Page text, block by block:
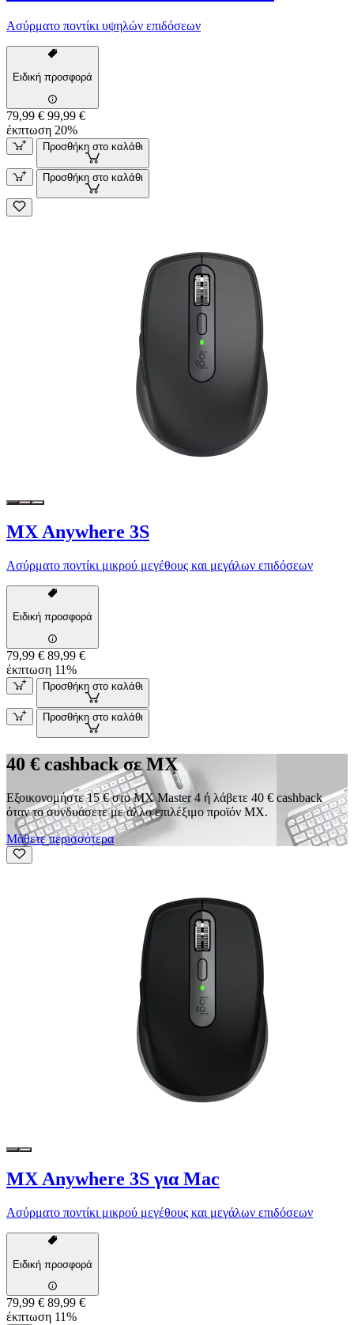
Ασύρματο ποντίκι υψηλών επιδόσεων
Ειδική προσφορά
79,99 € 99,99 €
έκπτωση 20%
Προσθήκη στο καλάθι
Προσθήκη στο καλάθι
MX Anywhere 3S
Ασύρματο ποντίκι μικρού μεγέθους και μεγάλων επιδόσεων
Ειδική προσφορά
79,99 € 89,99 €
έκπτωση 11%
Προσθήκη στο καλάθι
Προσθήκη στο καλάθι
40 € cashback σε MX
Εξοικονομήστε 15 € στο MX Master 4 ή λάβετε 40 € cashback
όταν το συνδυάσετε με άλλο επιλέξιμο προϊόν MX.
Μάθετε περισσότερα
MX Anywhere 3S για Mac
Ασύρματο ποντίκι μικρού μεγέθους και μεγάλων επιδόσεων
Ειδική προσφορά
79,99 € 89,99 €
έκπτωση 11%